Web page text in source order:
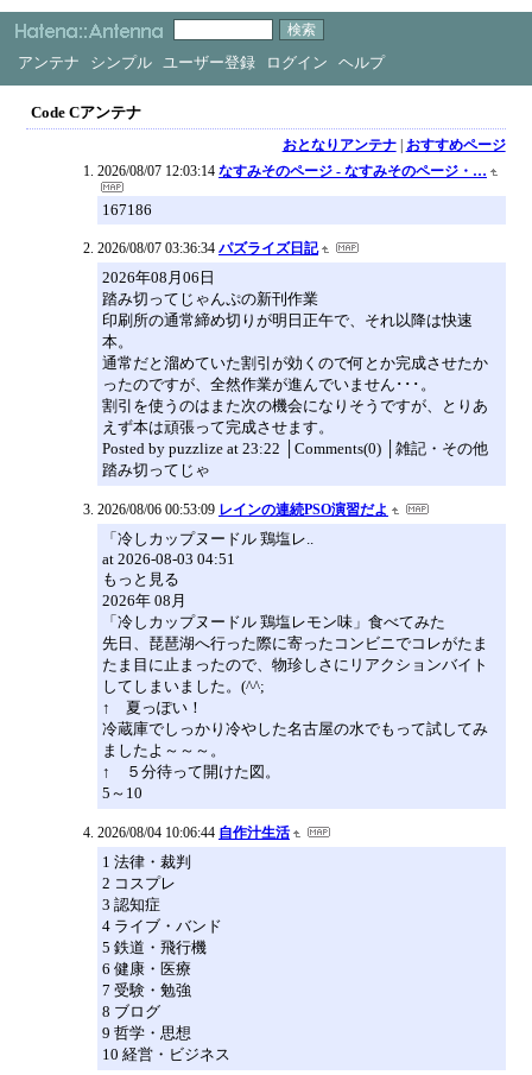
アンテナ シンプル ユーザー登録 ログイン ヘルプ
Code Cアンテナ
おとなりアンテナ| おすすめページ
2026/08/07 12:03:14 なすみそのページ - なすみそのページ・…
167186
2026/08/07 03:36:34 パズライズ日記
2026年08月06日
踏み切ってじゃんぷの新刊作業
印刷所の通常締め切りが明日正午で、それ以降は快速
本。
通常だと溜めていた割引が効くので何とか完成させたか
ったのですが、全然作業が進んでいません･･･。
割引を使うのはまた次の機会になりそうですが、とりあ
えず本は頑張って完成させます。
Posted by puzzlize at 23:22 │Comments(0) │雑記・その他
踏み切ってじゃ
2026/08/06 00:53:09 レインの連続PSO演習だよ
「冷しカップヌードル 鶏塩レ..
at 2026-08-03 04:51
もっと見る
2026年 08月
「冷しカップヌードル 鶏塩レモン味」食べてみた
先日、琵琶湖へ行った際に寄ったコンビニでコレがたま
たま目に止まったので、物珍しさにリアクションバイト
してしまいました。(^^;
↑ 夏っぽい！
冷蔵庫でしっかり冷やした名古屋の水でもって試してみ
ましたよ～～～。
↑ ５分待って開けた図。
5～10
2026/08/04 10:06:44 自作汁生活
1 法律・裁判
2 コスプレ
3 認知症
4 ライブ・バンド
5 鉄道・飛行機
6 健康・医療
7 受験・勉強
8 ブログ
9 哲学・思想
10 経営・ビジネス